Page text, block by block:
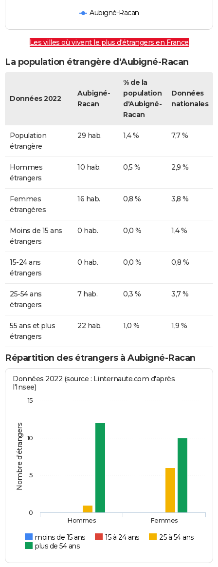
Aubigné-Racan
Les villes où vivent le plus d'étrangers en France
La population étrangère d'Aubigné-Racan
Données 2022
Aubigné-
Racan
% de la
population
d'Aubigné-
Racan
Données
nationales
Population
étrangère
29 hab. 1,4 % 7,7 %
Hommes
étrangers
10 hab. 0,5 % 2,9 %
Femmes
étrangères
16 hab. 0,8 % 3,8 %
Moins de 15 ans
étrangers
0 hab. 0,0 % 1,4 %
15-24 ans
étrangers
0 hab. 0,0 % 0,8 %
25-54 ans
étrangers
7 hab. 0,3 % 3,7 %
55 ans et plus
étrangers
22 hab. 1,0 % 1,9 %
Répartition des étrangers à Aubigné-Racan
Nombre d'étrangers
Données 2022 (source : Linternaute.com d'après
l'Insee)
moins de 15 ans 15 à 24 ans
25 à 54 ans
plus de 54 ans
Hommes Femmes
0
5
10
15